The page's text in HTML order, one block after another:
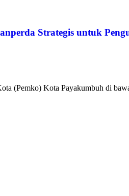
Strategis untuk
(Pemko) Kota Payakumbuh di